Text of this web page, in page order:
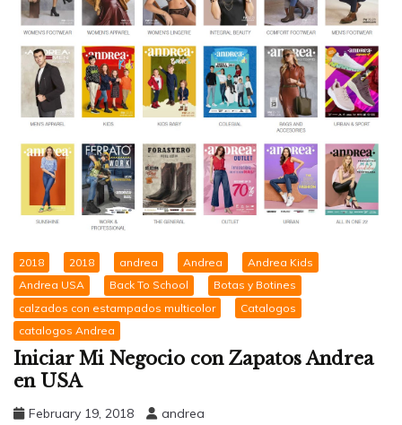
2018 2018 andrea Andrea
Andrea Kids
Andrea USA
Back To School
Botas y Botines
calzados con estampados multicolor
Catalogos
catalogos Andrea
Iniciar Mi Negocio con Zapatos Andrea
en USA
February 19, 2018 andrea